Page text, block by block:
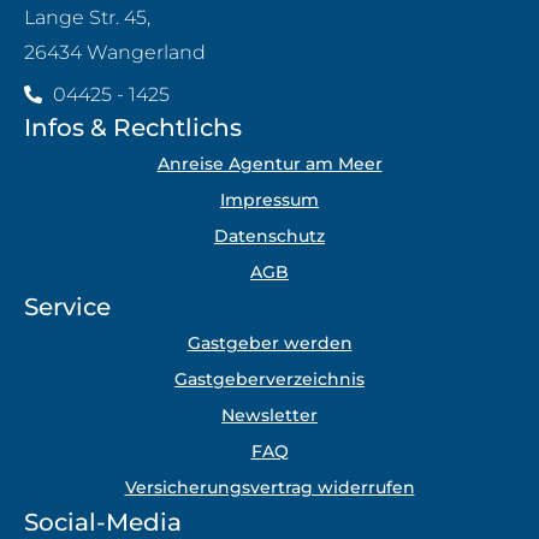
Lange Str. 45,
26434 Wangerland
04425 - 1425
Infos & Rechtlichs
Anreise Agentur am Meer
Impressum
Datenschutz
AGB
Service
Gastgeber werden
Gastgeberverzeichnis
Newsletter
FAQ
Versicherungsvertrag widerrufen
Social-Media